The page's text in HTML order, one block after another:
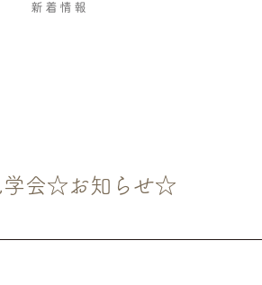
新着情報
学会☆お知らせ☆